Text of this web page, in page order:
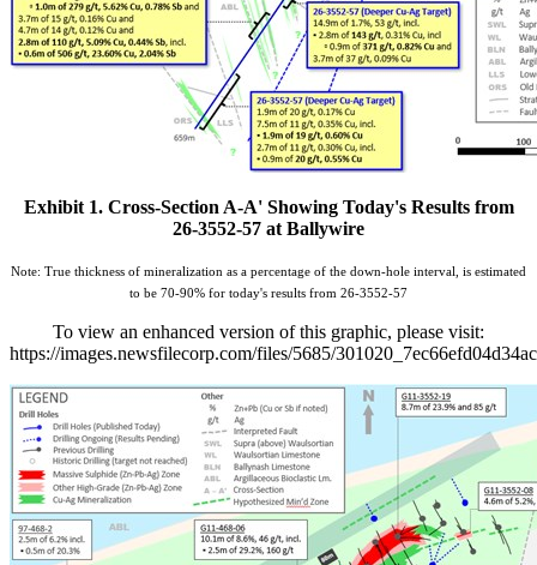
Exhibit 1. Cross-Section A-A' Showing Today's Results from
26-3552-57 at Ballywire
Note: True thickness of mineralization as a percentage of the down-hole interval, is estimated
to be 70-90% for today's results from 26-3552-57
To view an enhanced version of this graphic, please visit:
https://images.newsfilecorp.com/files/5685/